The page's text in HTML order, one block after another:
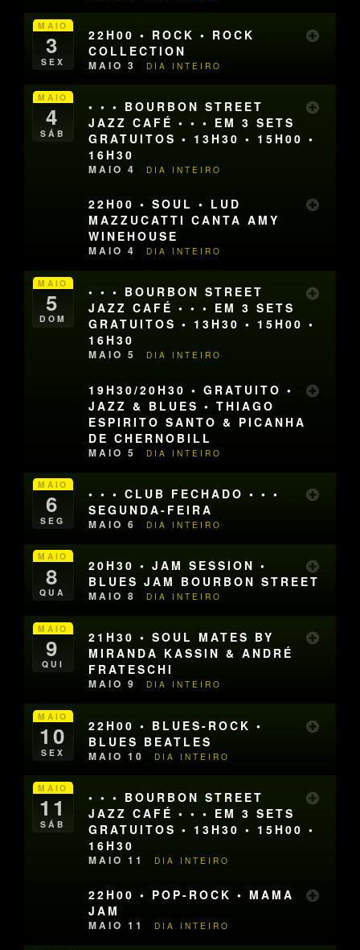
MAIO
3
SEX
22H00 • ROCK • ROCK
COLLECTION
MAIO 3 DIA INTEIRO
MAIO
4
SÁB
• • • BOURBON STREET
JAZZ CAFÉ • • • EM 3 SETS
GRATUITOS • 13H30 • 15H00 •
16H30
MAIO 4 DIA INTEIRO
22H00 • SOUL • LUD
MAZZUCATTI CANTA AMY
WINEHOUSE
MAIO 4 DIA INTEIRO
MAIO
5
DOM
• • • BOURBON STREET
JAZZ CAFÉ • • • EM 3 SETS
GRATUITOS • 13H30 • 15H00 •
16H30
MAIO 5 DIA INTEIRO
19H30/20H30 • GRATUITO •
JAZZ & BLUES • THIAGO
ESPIRITO SANTO & PICANHA
DE CHERNOBILL
MAIO 5 DIA INTEIRO
MAIO
6
SEG
• • • CLUB FECHADO • • •
SEGUNDA-FEIRA
MAIO 6 DIA INTEIRO
MAIO
8
QUA
20H30 • JAM SESSION •
BLUES JAM BOURBON STREET
MAIO 8 DIA INTEIRO
MAIO
9
QUI
21H30 • SOUL MATES BY
MIRANDA KASSIN & ANDRÉ
FRATESCHI
MAIO 9 DIA INTEIRO
MAIO
10
SEX
22H00 • BLUES-ROCK •
BLUES BEATLES
MAIO 10 DIA INTEIRO
MAIO
11
SÁB
• • • BOURBON STREET
JAZZ CAFÉ • • • EM 3 SETS
GRATUITOS • 13H30 • 15H00 •
16H30
MAIO 11 DIA INTEIRO
22H00 • POP-ROCK • MAMA
JAM
MAIO 11 DIA INTEIRO